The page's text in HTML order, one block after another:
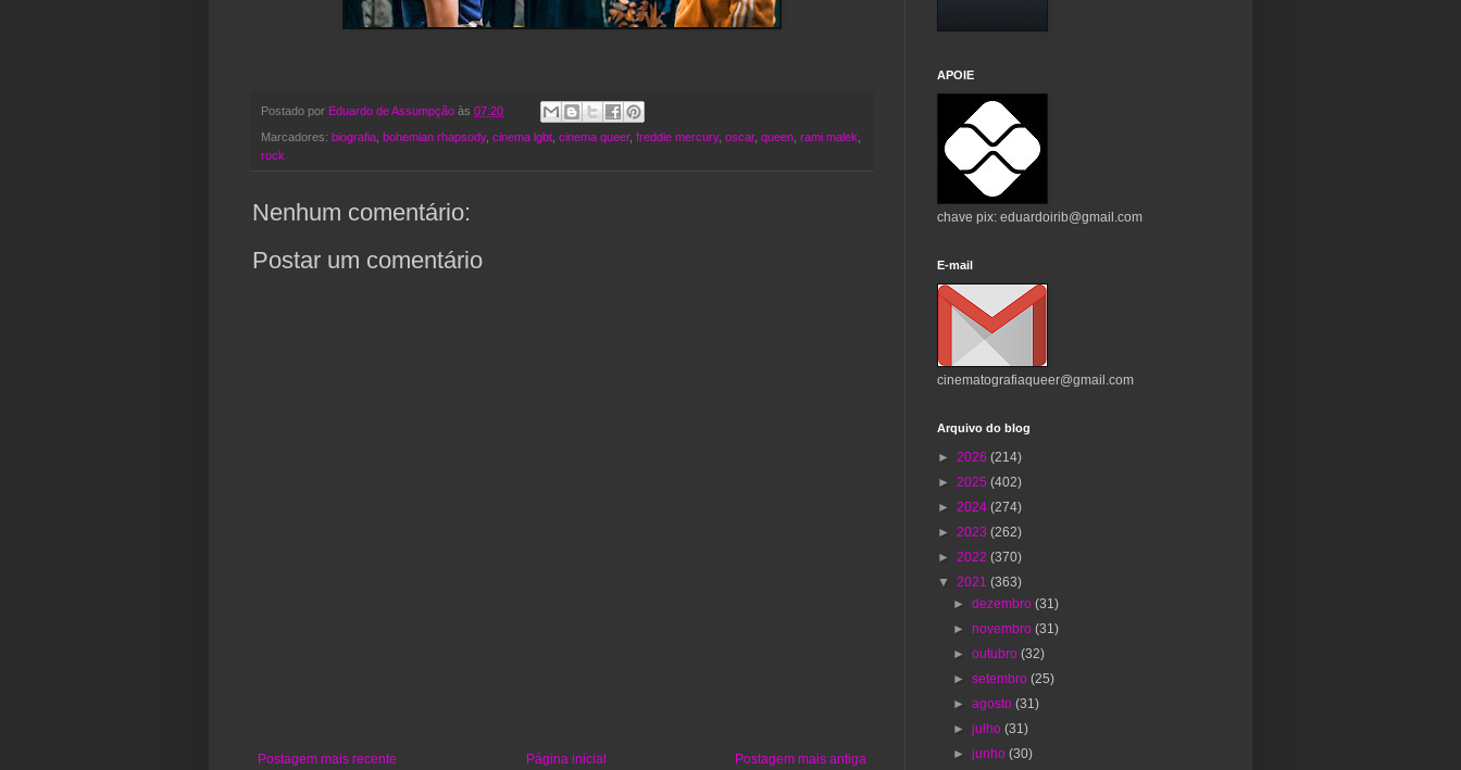
Postado por Eduardo de Assumpção às 07:20
Marcadores: biografia, bohemian rhapsody, cinema lgbt, cinema queer, freddie mercury, oscar, queen, rami malek,
rock
Nenhum comentário:
Postar um comentário
Postagem mais recente Postagem mais antiga
Página inicial
APOIE
chave pix: eduardoirib@gmail.com
E-mail
cinematografiaqueer@gmail.com
Arquivo do blog
► 2026 (214)
► 2025 (402)
► 2024 (274)
► 2023 (262)
► 2022 (370)
▼ 2021 (363)
►dezembro(31)
►novembro(31)
►outubro(32)
►setembro(25)
►agosto(31)
►julho(31)
►junho(30)